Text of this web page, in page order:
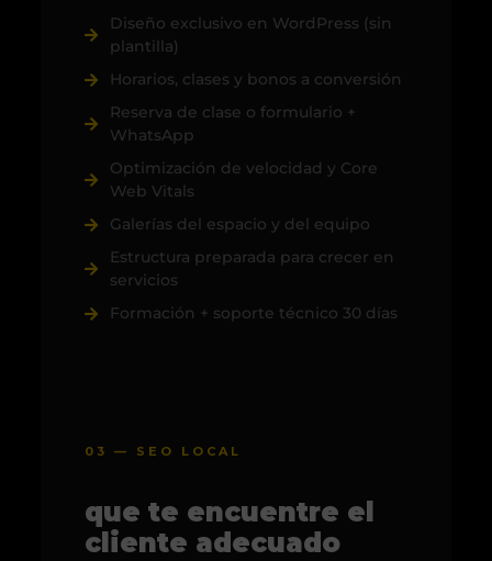
Diseño exclusivo en WordPress (sin
plantilla)
Horarios, clases y bonos a conversión
Reserva de clase o formulario +
WhatsApp
Optimización de velocidad y Core
Web Vitals
Galerías del espacio y del equipo
Estructura preparada para crecer en
servicios
Formación + soporte técnico 30 días
03 — SEO LOCAL
que te encuentre el
cliente adecuado